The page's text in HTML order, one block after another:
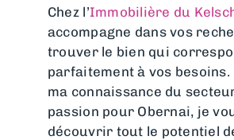
Chez l’Immobilière du
accompagne dans vos
trouver le bien qui
parfaitement à vos besoins.
ma connaissance du
passion pour Obernai, je
découvrir tout le potentiel